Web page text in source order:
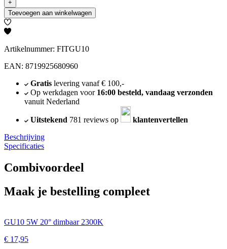
+
Toevoegen aan winkelwagen
Artikelnummer: FITGU10
EAN: 8719925680960
Gratislevering vanaf € 100,-
Op werkdagen voor 16:00 besteld, vandaag verzonden
vanuit Nederland
Uitstekend 781 reviews op
klantenvertellen
Beschrijving
Specificaties
Combivoordeel
Maak je bestelling compleet
GU10 5W 20° dimbaar 2300K
€ 17,95